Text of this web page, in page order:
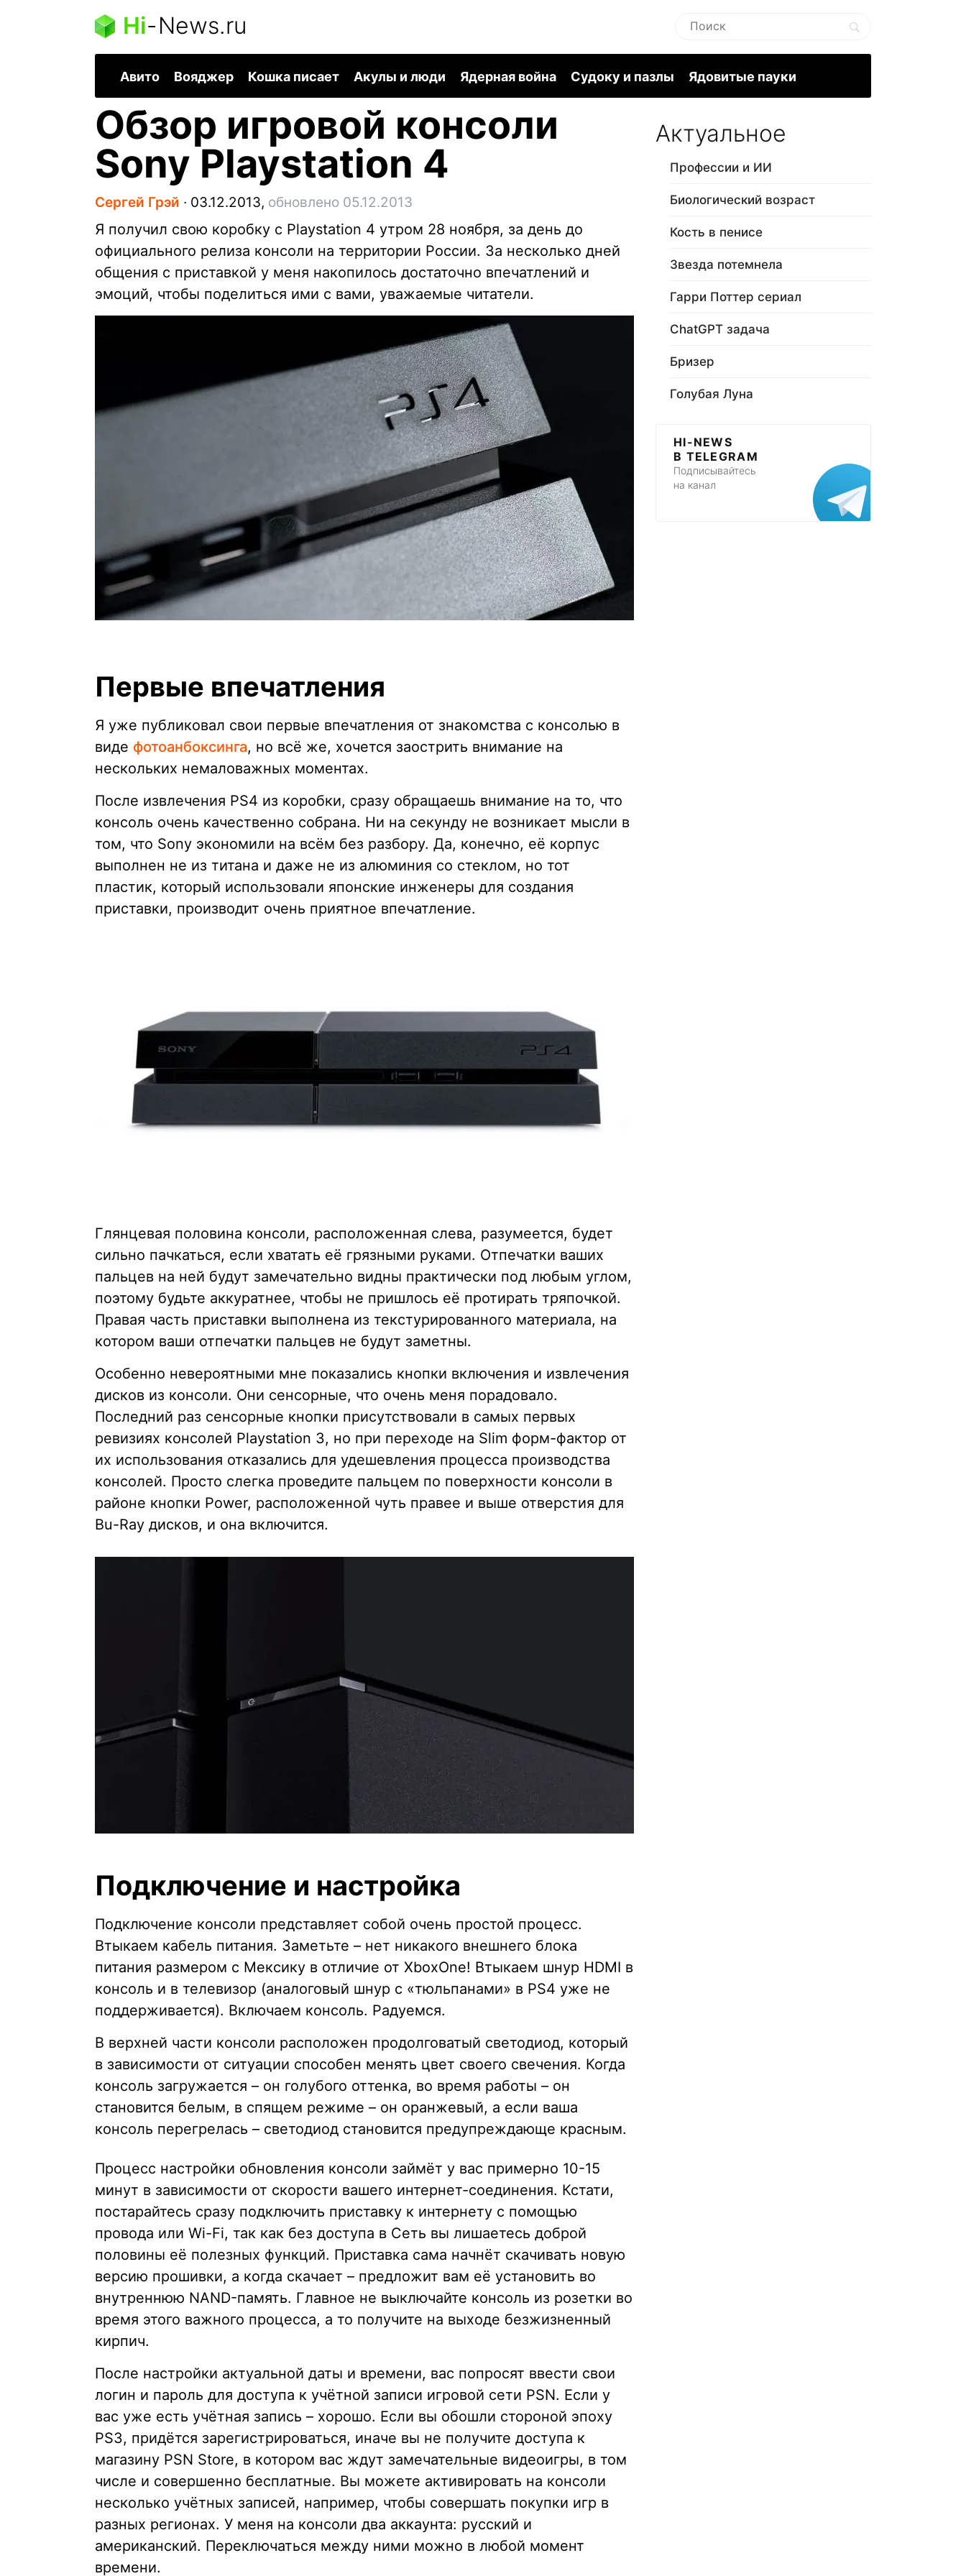
Hi-News.ru
Авито Вояджер Кошка писает Акулы и люди Ядерная война Судоку и пазлы Ядовитые пауки
Обзор игровой консоли
Sony Playstation 4
Сергей Грэй ∙ 03.12.2013, обновлено 05.12.2013
Я получил свою коробку с Playstation 4 утром 28 ноября, за день до
официального релиза консоли на территории России. За несколько дней
общения с приставкой у меня накопилось достаточно впечатлений и
эмоций, чтобы поделиться ими с вами, уважаемые читатели.
Первые впечатления
Я уже публиковал свои первые впечатления от знакомства с консолью в
виде фотоанбоксинга, но всё же, хочется заострить внимание на
нескольких немаловажных моментах.
После извлечения PS4 из коробки, сразу обращаешь внимание на то, что
консоль очень качественно собрана. Ни на секунду не возникает мысли в
том, что Sony экономили на всём без разбору. Да, конечно, её корпус
выполнен не из титана и даже не из алюминия со стеклом, но тот
пластик, который использовали японские инженеры для создания
приставки, производит очень приятное впечатление.
Глянцевая половина консоли, расположенная слева, разумеется, будет
сильно пачкаться, если хватать её грязными руками. Отпечатки ваших
пальцев на ней будут замечательно видны практически под любым углом,
поэтому будьте аккуратнее, чтобы не пришлось её протирать тряпочкой.
Правая часть приставки выполнена из текстурированного материала, на
котором ваши отпечатки пальцев не будут заметны.
Особенно невероятными мне показались кнопки включения и извлечения
дисков из консоли. Они сенсорные, что очень меня порадовало.
Последний раз сенсорные кнопки присутствовали в самых первых
ревизиях консолей Playstation 3, но при переходе на Slim форм-фактор от
их использования отказались для удешевления процесса производства
консолей. Просто слегка проведите пальцем по поверхности консоли в
районе кнопки Power, расположенной чуть правее и выше отверстия для
Bu-Ray дисков, и она включится.
Подключение и настройка
Подключение консоли представляет собой очень простой процесс.
Втыкаем кабель питания. Заметьте – нет никакого внешнего блока
питания размером с Мексику в отличие от XboxOne! Втыкаем шнур HDMI в
консоль и в телевизор (аналоговый шнур с «тюльпанами» в PS4 уже не
поддерживается). Включаем консоль. Радуемся.
В верхней части консоли расположен продолговатый светодиод, который
в зависимости от ситуации способен менять цвет своего свечения. Когда
консоль загружается – он голубого оттенка, во время работы – он
становится белым, в спящем режиме – он оранжевый, а если ваша
консоль перегрелась – светодиод становится предупреждающе красным.
Процесс настройки обновления консоли займёт у вас примерно 10-15
минут в зависимости от скорости вашего интернет-соединения. Кстати,
постарайтесь сразу подключить приставку к интернету с помощью
провода или Wi-Fi, так как без доступа в Сеть вы лишаетесь доброй
половины её полезных функций. Приставка сама начнёт скачивать новую
версию прошивки, а когда скачает – предложит вам её установить во
внутреннюю NAND-память. Главное не выключайте консоль из розетки во
время этого важного процесса, а то получите на выходе безжизненный
кирпич.
После настройки актуальной даты и времени, вас попросят ввести свои
логин и пароль для доступа к учётной записи игровой сети PSN. Если у
вас уже есть учётная запись – хорошо. Если вы обошли стороной эпоху
PS3, придётся зарегистрироваться, иначе вы не получите доступа к
магазину PSN Store, в котором вас ждут замечательные видеоигры, в том
числе и совершенно бесплатные. Вы можете активировать на консоли
несколько учётных записей, например, чтобы совершать покупки игр в
разных регионах. У меня на консоли два аккаунта: русский и
американский. Переключаться между ними можно в любой момент
времени.
Актуальное
Профессии и ИИ
Биологический возраст
Кость в пенисе
Звезда потемнела
Гарри Поттер сериал
ChatGPT задача
Бризер
Голубая Луна
HI-NEWS
В TELEGRAM
Подписывайтесь
на канал